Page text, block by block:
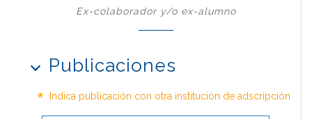
Ex-colaborador y/o ex-alumno
Publicaciones
* Indica publicación con otra institución de adscripción